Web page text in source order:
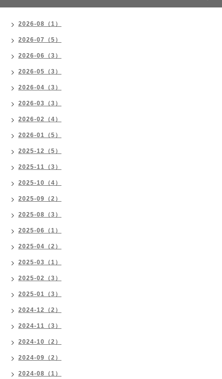
2026-08（1）
2026-07（5）
2026-06（3）
2026-05（3）
2026-04（3）
2026-03（3）
2026-02（4）
2026-01（5）
2025-12（5）
2025-11（3）
2025-10（4）
2025-09（2）
2025-08（3）
2025-06（1）
2025-04（2）
2025-03（1）
2025-02（3）
2025-01（3）
2024-12（2）
2024-11（3）
2024-10（2）
2024-09（2）
2024-08（1）